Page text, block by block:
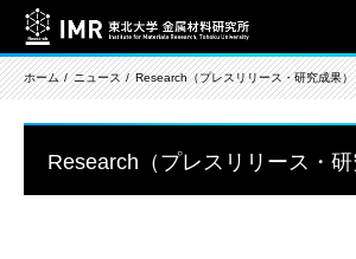
ホーム ニュース Research（プレスリリース・研究成果）
Research（プレスリリース・研